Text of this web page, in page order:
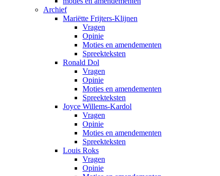
Archief
Mariëtte Frijters-Klijnen
Vragen
Opinie
Moties en amendementen
Spreekteksten
Ronald Dol
Vragen
Opinie
Moties en amendementen
Spreekteksten
Joyce Willems-Kardol
Vragen
Opinie
Moties en amendementen
Spreekteksten
Louis Roks
Vragen
Opinie